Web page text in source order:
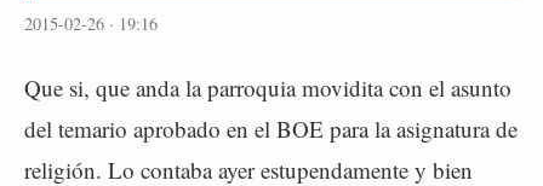
2015-02-26 · 19:16
Que si, que anda la parroquia movidita con el asunto
del temario aprobado en el BOE para la asignatura de
religión. Lo contaba ayer estupendamente y bien